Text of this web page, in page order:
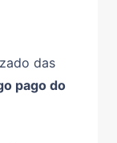
das
pago do